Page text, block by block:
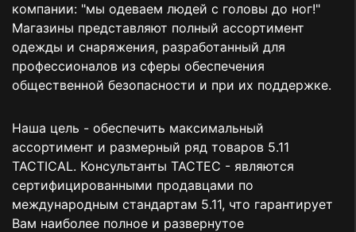
компании: "мы одеваем людей с головы до ног!"
Магазины представляют полный ассортимент
одежды и снаряжения, разработанный для
профессионалов из сферы обеспечения
общественной безопасности и при их поддержке.
Наша цель - обеспечить максимальный
ассортимент и размерный ряд товаров 5.11
TACTICAL. Консультанты TACTEC - являются
сертифицированными продавцами по
международным стандартам 5.11, что гарантирует
Вам наиболее полное и развернутое